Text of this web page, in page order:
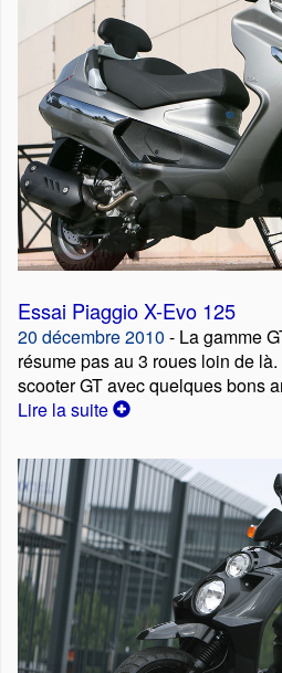
Essai Piaggio X-Evo 125
20 décembre 2010 - La gamme
résume pas au 3 roues loin de
scooter GT avec quelques bons
Lire la suite